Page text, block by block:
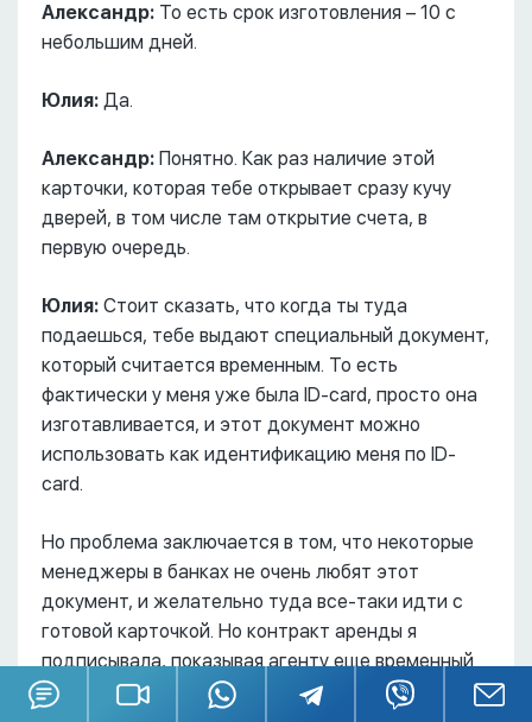
Александр: То есть срок изготовления – 10 с
небольшим дней.
Юлия: Да.
Александр: Понятно. Как раз наличие этой
карточки, которая тебе открывает сразу кучу
дверей, в том числе там открытие счета, в
первую очередь.
Юлия: Стоит сказать, что когда ты туда
подаешься, тебе выдают специальный документ,
который считается временным. То есть
фактически у меня уже была ID-card, просто она
изготавливается, и этот документ можно
использовать как идентификацию меня по ID-
card.
Но проблема заключается в том, что некоторые
менеджеры в банках не очень любят этот
документ, и желательно туда все-таки идти с
готовой карточкой. Но контракт аренды я
подписывала, показывая агенту еще временный
документ.